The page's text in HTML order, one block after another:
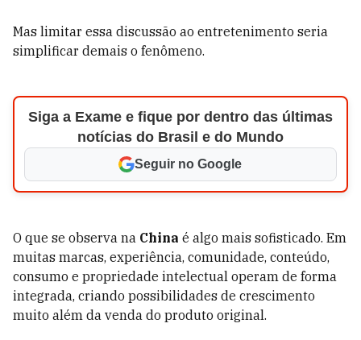
Mas limitar essa discussão ao entretenimento seria
simplificar demais o fenômeno.
Siga a Exame e fique por dentro das últimas
notícias do Brasil e do Mundo
Seguir no Google
O que se observa na China é algo mais sofisticado. Em
muitas marcas, experiência, comunidade, conteúdo,
consumo e propriedade intelectual operam de forma
integrada, criando possibilidades de crescimento
muito além da venda do produto original.